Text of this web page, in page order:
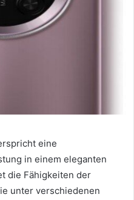
eine
in einem eleganten
die Fähigkeiten der
unter verschiedenen